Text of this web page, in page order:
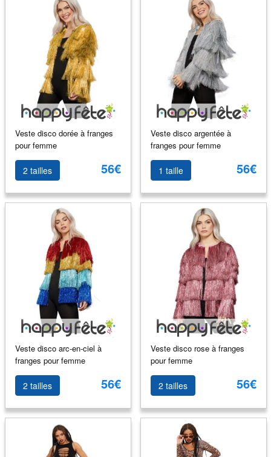
Veste disco dorée à franges
pour femme
2 tailles 56€
Veste disco argentée à
franges pour femme
1 taille 56€
Veste disco arc-en-ciel à
franges pour femme
2 tailles 56€
Veste disco rose à franges
pour femme
2 tailles 56€